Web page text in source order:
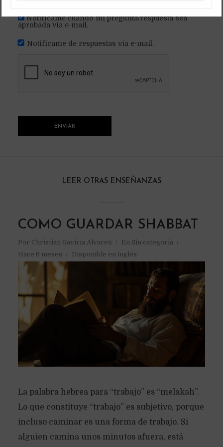
Notifícame cuando mi pregunta/respuesta sea
aprobada via e-mail.
Notifícame de respuestas vía e-mail.
LEER OTRAS ENSEÑANZAS
COMO GUARDAR SHABBAT
Por Christian Gaviria Alvarez En Sin categoría
Hace 6 meses
Disponible en inglés
La palabra hebrea para “trabajo” es “melakah”.
Lo que constituye “trabajo” es subjetivo, porque
incluso caminar es una forma de trabajo. Si
alguien camina unos minutos afuera, está